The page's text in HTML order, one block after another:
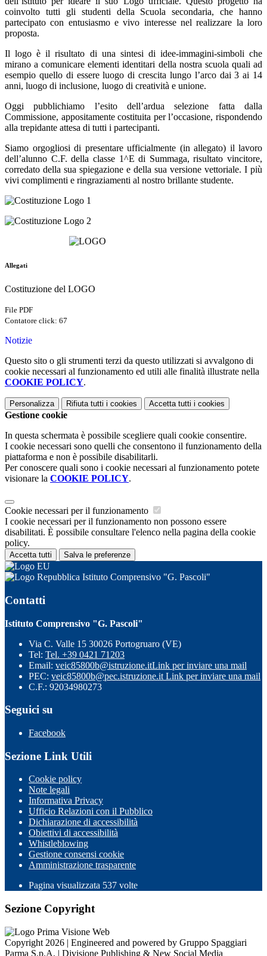
coinvolto tutti gli studenti della Scuola secondaria, che hanno
partecipato con entusiasmo e vivo interesse nel realizzare la loro
proposta.
Il logo è il risultato di una sintesi di idee-immagini-simboli che
mirano a comunicare elementi identitari della nostra scuola quali ad
esempio quello di essere luogo di crescita lungo l’arco dai 3 ai 14
anni, luogo di inclusione, luogo di creatività e unione.
Oggi pubblichiamo l’esito dell’ardua selezione fatta dalla
Commissione, appositamente costituita per l’occasione, rispondendo
alla trepidante attesa di tutti i partecipanti.
Siamo orgogliosi di presentare ufficialmente (in allegato) il lavoro
dell’alunno C.F. della classe 1^E di Summaga, risultato vincitore,
corredato della sua spiegazione e della sua versione vettoriale. I più
vivi complimenti e ringraziamenti al nostro brillante studente.
Allegati
Costituzione del LOGO
File PDF
Contatore click: 67
Notizie
Questo sito o gli strumenti terzi da questo utilizzati si avvalgono di
cookie necessari al funzionamento ed utili alle finalità illustrate nella
COOKIE POLICY.
Personalizza Rifiuta tutti i cookies Accetta tutti i cookies
Gestione cookie
In questa schermata è possibile scegliere quali cookie consentire.
I cookie necessari sono quelli che consentono il funzionamento della
piattaforma e non è possibile disabilitarli.
Per conoscere quali sono i cookie necessari al funzionamento potete
visionare la COOKIE POLICY.
Cookie necessari per il funzionamento
I cookie necessari per il funzionamento non possono essere
disabilitati. È possibile consultare l'elenco nella pagina della cookie
policy.
Accetta tutti Salva le preferenze
Istituto Comprensivo "G. Pascoli"
Contatti
Istituto Comprensivo "G. Pascoli"
Via C. Valle 15 30026 Portogruaro (VE)
Tel: Tel. +39 0421 71203
Email: veic85800b@istruzione.itLink per inviare una mail
PEC: veic85800b@pec.istruzione.it Link per inviare una mail
C.F.: 92034980273
Seguici su
Facebook
Sezione Link Utili
Cookie policy
Note legali
Informativa Privacy
Ufficio Relazioni con il Pubblico
Dichiarazione di accessibilità
Obiettivi di accessibilità
Whistleblowing
Gestione consensi cookie
Amministrazione trasparente
Pagina visualizzata 537 volte
Sezione Copyright
Copyright 2026 | Engineered and powered by Gruppo Spaggiari
Parma S.p.A. | Divisione Publishing & New Social Media